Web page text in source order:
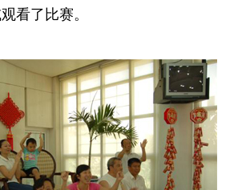
看了比赛。